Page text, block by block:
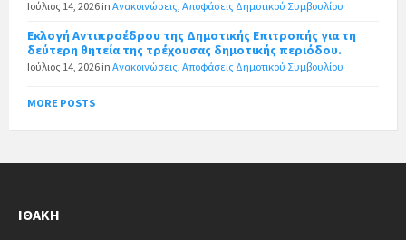
Ιούλιος 14, 2026 in Ανακοινώσεις Αποφάσεις Δημοτικού Συμβουλίου
Εκλογή Αντιπροέδρου της Δημοτικής Επιτροπής για τη
δεύτερη θητεία της τρέχουσας δημοτικής περιόδου.
Ιούλιος 14, 2026 in Ανακοινώσεις Αποφάσεις Δημοτικού Συμβουλίου
MORE POSTS
ΙΘΆΚΗ